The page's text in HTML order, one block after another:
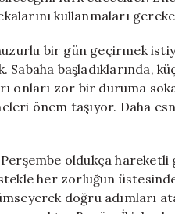
kullanmaları
bir gün geçirmek
Sabaha başladıklarında,
onları zor bir duruma
önem taşıyor. Daha
oldukça
her zorluğun
doğru adımları